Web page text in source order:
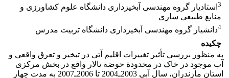
3 استادیار گروه مهندسی آبخیزداری دانشگاه علوم کشاورزی و
منابع طبیعی ساری
4دانشیار گروه مهندسی آبخیزداری دانشگاه تربیت مدرس
چکیده
به منظور بررسی تأثیر تغییرات اقلیم آتی در تبخیر و تعرق واقعی و
آب موجود در خاک در محدودة حوضة تالار واقع در بخش مرکزی
استان مازندران، سال آبی 2003ـ2004 تا 2006ـ2007 به مدت چهار